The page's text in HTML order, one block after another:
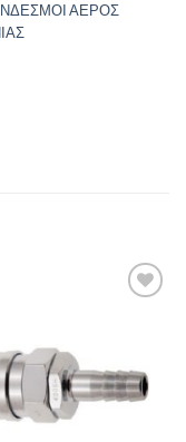
ΑΕΡΟΣ
στην λίστα
επιθυμιών